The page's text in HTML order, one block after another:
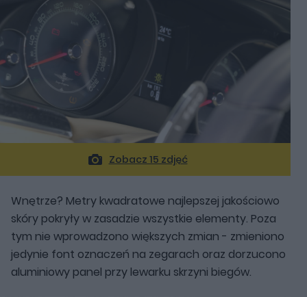
Zobacz 15 zdjęć
Wnętrze? Metry kwadratowe najlepszej jakościowo
skóry pokryły w zasadzie wszystkie elementy. Poza
tym nie wprowadzono większych zmian - zmieniono
jedynie font oznaczeń na zegarach oraz dorzucono
aluminiowy panel przy lewarku skrzyni biegów.